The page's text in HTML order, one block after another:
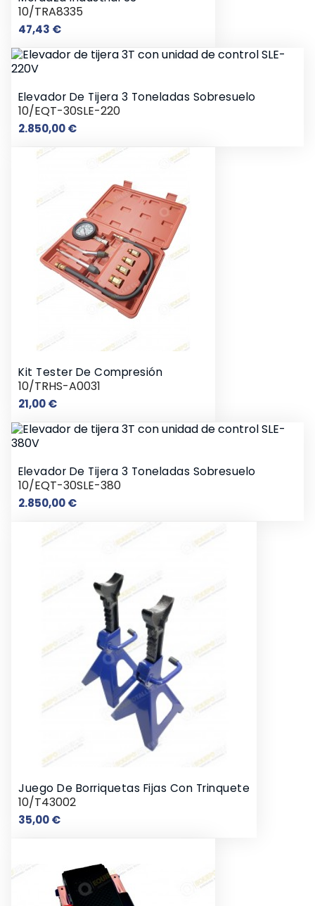
10/TRA8335
47,43 €Precio
Elevador De Tijera 3 Toneladas Sobresuelo
10/EQT-30SLE-220
2.850,00 €Precio
Kit Tester De Compresión
10/TRHS-A0031
21,00 €Precio
Elevador De Tijera 3 Toneladas Sobresuelo
10/EQT-30SLE-380
2.850,00 €Precio
Juego De Borriquetas Fijas Con Trinquete
10/T43002
35,00 €Precio